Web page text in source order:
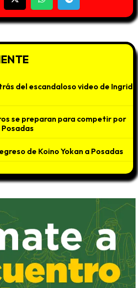
del escandaloso video de Ingrid
se preparan para competir por
de Koino Yokan a Posadas